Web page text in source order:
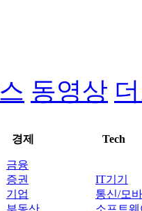
동영상
경제 Tech
금융
증권
기업
부동산
IT기기
통신/모
소프트웨